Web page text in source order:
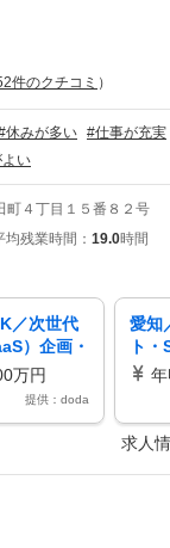
件のクチコミ ）
休みが多い #仕事が充実
い
町４丁目１５番８２号
均残業時間： 19.0時間
／次世代
）企画・
ックス
万円
提供：doda
愛知
ト
幹系
求人